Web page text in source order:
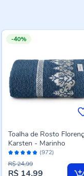
-40%
Avaliação:
96%
(972)
Toalha de Rosto
Karsten - Marinho
R$ 14,99
R$ 24,99